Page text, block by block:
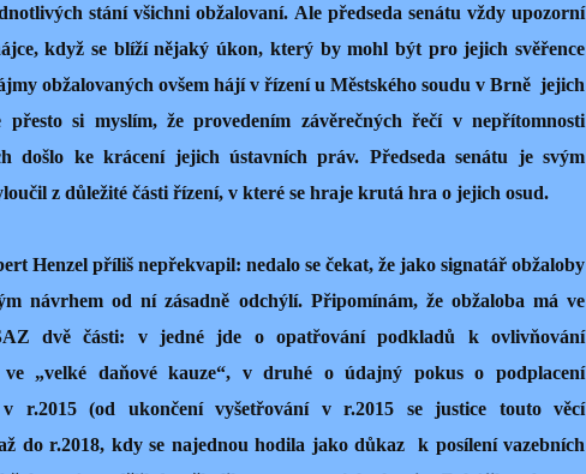
stání všichni obžalovaní. Ale předseda senátu vždy upozorní
když se blíží nějaký úkon, který by mohl být pro jejich svěřence
obžalovaných ovšem hájí v řízení u Městského soudu v Brně jejich
přesto si myslím, že provedením závěrečných řečí v nepřítomnosti
došlo ke krácení jejich ústavních práv. Předseda senátu je svým
z důležité části řízení, v které se hraje krutá hra o jejich osud.
Henzel příliš nepřekvapil: nedalo se čekat, že jako signatář obžaloby
návrhem od ní zásadně odchýlí. Připomínám, že obžaloba má ve
dvě části: v jedné jde o opatřování podkladů k ovlivňování
ve „velké daňové kauze“, v druhé o údajný pokus o podplacení
v r.2015 (od ukončení vyšetřování v r.2015 se justice touto věcí
do r.2018, kdy se najednou hodila jako důkaz
k posílení vazebních